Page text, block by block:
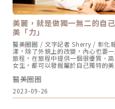
美麗，就是做獨一無二的自
美「力」
醫美圈圈 / 文字記者 Sherry / 彰化
漾，除了外貌上的改變，內心也要
旅程，在旅程中提供一個很優質、
女生，都可以發掘屬於自己獨特的
在熱鬧的彰化小鎮中，芯漾醫學美
在。圖/芯漾皮膚科提供純樸的市容
高質感的醫美診所，讓人完全無法
院長楊心怡醫師對美的定義一樣。
心、專業又安心的旅程，甚至「有
醫美圈圈
2023-09-26